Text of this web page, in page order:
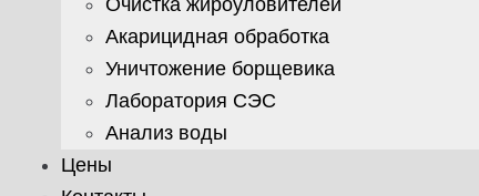
Очистка жироуловителей
Акарицидная обработка
Уничтожение борщевика
Лаборатория СЭС
Анализ воды
Цены